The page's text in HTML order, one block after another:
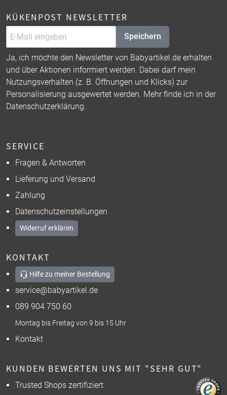
KÜKENPOST NEWSLETTER
Speichern
Ja, ich möchte den Newsletter von Babyartikel.de erhalten
und über Aktionen informiert werden. Dabei darf mein
Nutzungsverhalten (z. B. Öffnungen und Klicks) zur
Personalisierung ausgewertet werden. Mehr finde ich in der
Datenschutzerklärung.
SERVICE
Fragen & Antworten
Lieferung und Versand
Zahlung
Datenschutzeinstellungen
Widerruf erklären
KONTAKT
Hilfe zu meiner Bestellung
service@babyartikel.de
089 904 750 60
Montag bis Freitag von 9 bis 15 Uhr
Kontakt
KUNDEN BEWERTEN UNS MIT "SEHR GUT"
Trusted Shops zertifiziert